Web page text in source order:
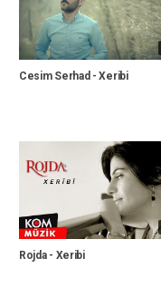
Cesim Serhad - Xeribi
Rojda - Xeribi